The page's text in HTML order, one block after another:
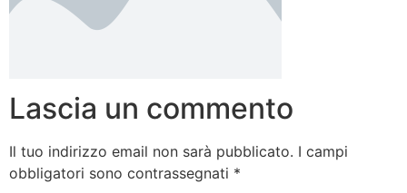
Lascia un commento
Il tuo indirizzo email non sarà pubblicato. I campi
obbligatori sono contrassegnati *